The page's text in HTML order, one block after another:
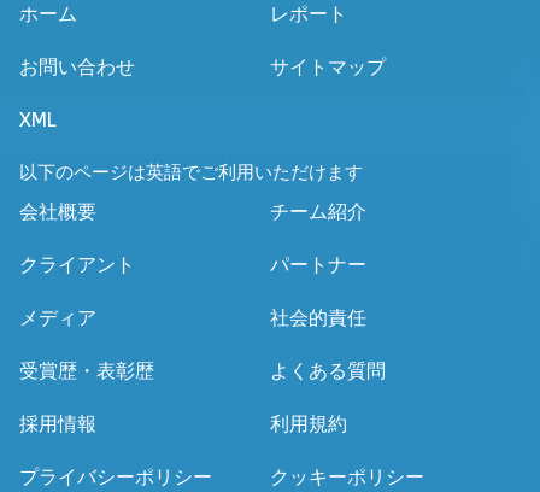
ホーム レポート
お問い合わせ サイトマップ
XML
以下のページは英語でご利用いただけます
会社概要
チーム紹介
クライアント パートナー
メディア 社会的責任
受賞歴・表彰歴 よくある質問
採用情報 利用規約
プライバシーポリシー クッキーポリシー